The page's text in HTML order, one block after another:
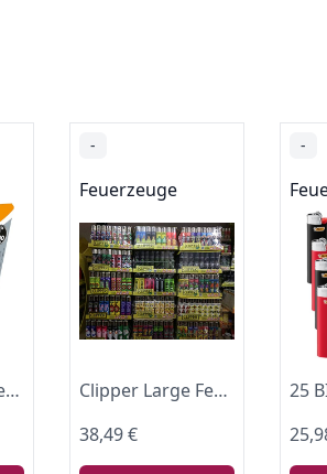
BIC - 50 Verschiedene Maxi-Feuerzeuge.
-
Feuerzeuge
Clipper Large Feuerzeuge aus der Clipper-Kollektion, 48?St?ck mit verschiedenen Grafiken
38,49 €
-